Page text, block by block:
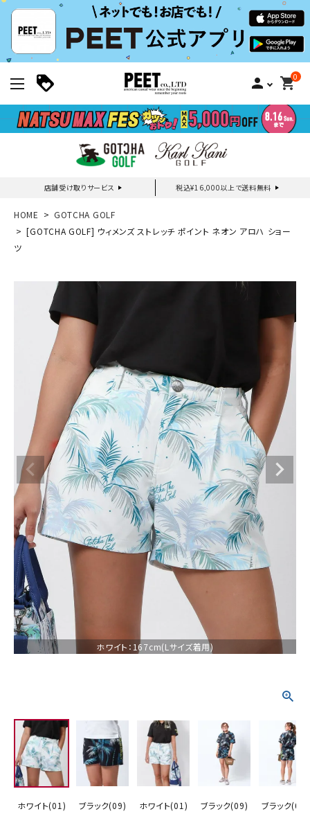
person 0
shopping_cart
店舗受け取りサービス 税込¥16,000以上で送料無料
新規会員登録｜ログイン
ご利用ガイド
ブランドメニュー
カテゴリー
スタイリング
ニュース・特集
ランキング
お問い合わせ
HOME
GOTCHA GOLF
[GOTCHA GOLF] ウィメンズ ストレッチ ポイント ネオン アロハ ショー
ツ
ホワイト：167cm(Lサイズ着用)
ホワイト(01) ブラック(09) ホワイト(01) ブラック(09) ブラック(09)